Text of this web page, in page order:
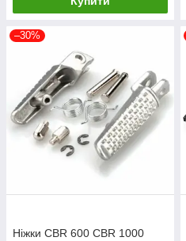
–30%
Ніжки CBR 600 CBR 1000